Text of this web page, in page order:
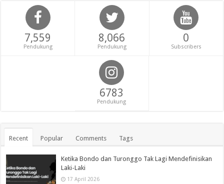
7,559
Pendukung
8,066
Pendukung
0
Subscribers
6783
Pendukung
Recent Popular Comments Tags
Ketika Bondo dan Turonggo Tak Lagi Mendefinisikan
Laki-Laki
17 April 2026